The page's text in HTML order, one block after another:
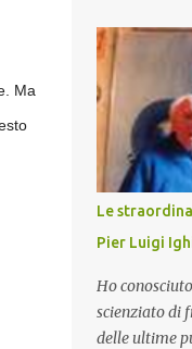
Ma
teoria
l'Universo
delle lacune
sono tali da
sperimentali
l'origine e la
chiarita
formazione
Le
Pier Luigi
Ho
scienziato di
delle ultime